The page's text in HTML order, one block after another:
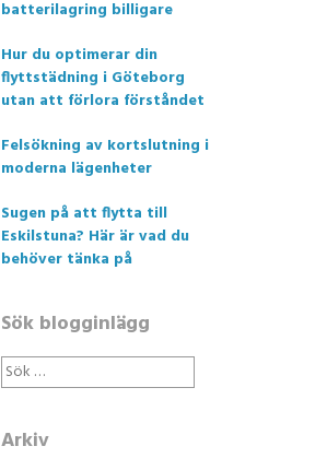
batterilagring billigare
Hur du optimerar din
flyttstädning i Göteborg
utan att förlora förståndet
Felsökning av kortslutning i
moderna lägenheter
Sugen på att flytta till
Eskilstuna? Här är vad du
behöver tänka på
Sök blogginlägg
Sök
efter:
Arkiv